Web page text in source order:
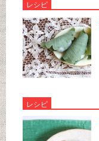
レシピ
レシピ